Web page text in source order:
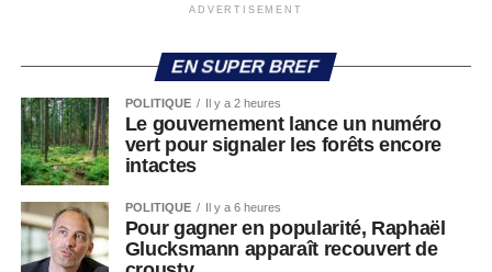
ADVERTISEMENT
EN SUPER BREF
POLITIQUE Il y a 2 heures
Le gouvernement lance un numéro
vert pour signaler les forêts encore
intactes
POLITIQUE Il y a 6 heures
Pour gagner en popularité, Raphaël
Glucksmann apparaît recouvert de